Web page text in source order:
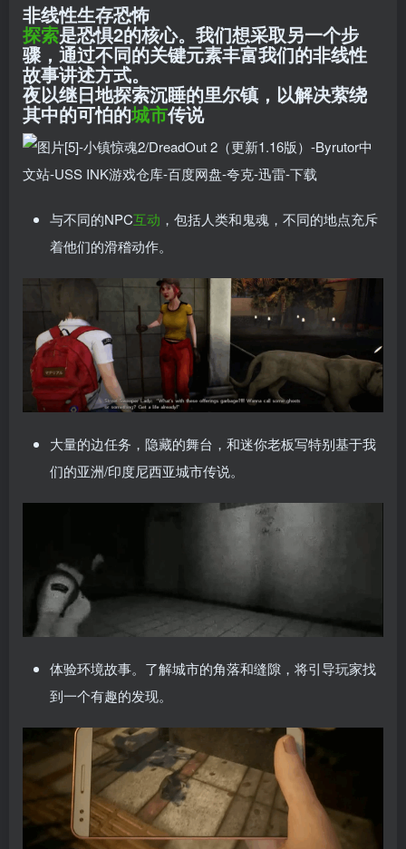
非线性生存恐怖
探索是恐惧2的核心。我们想采取另一个步
骤，通过不同的关键元素丰富我们的非线性
故事讲述方式。
夜以继日地探索沉睡的里尔镇，以解决萦绕
其中的可怕的城市传说
与不同的NPC互动 ，包括人类和鬼魂，不同的地点充斥
着他们的滑稽动作。
大量的边任务，隐藏的舞台，和迷你老板写特别基于我
们的亚洲/印度尼西亚城市传说。
体验环境故事。了解城市的角落和缝隙，将引导玩家找
到一个有趣的发现。